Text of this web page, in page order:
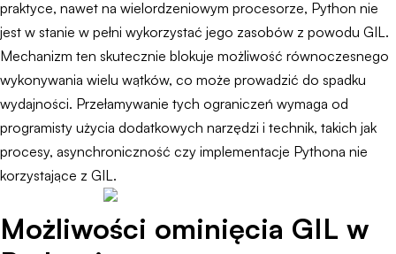
praktyce, nawet na wielordzeniowym procesorze, Python nie
jest w stanie w pełni wykorzystać jego zasobów z powodu GIL.
Mechanizm ten skutecznie blokuje możliwość równoczesnego
wykonywania wielu wątków, co może prowadzić do spadku
wydajności. Przełamywanie tych ograniczeń wymaga od
programisty użycia dodatkowych narzędzi i technik, takich jak
procesy, asynchroniczność czy implementacje Pythona nie
korzystające z GIL.
Możliwości ominięcia GIL w